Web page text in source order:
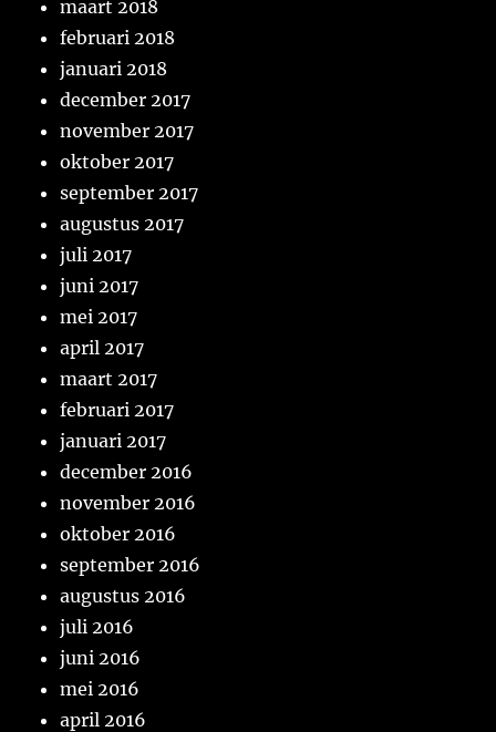
maart 2018
februari 2018
januari 2018
december 2017
november 2017
oktober 2017
september 2017
augustus 2017
juli 2017
juni 2017
mei 2017
april 2017
maart 2017
februari 2017
januari 2017
december 2016
november 2016
oktober 2016
september 2016
augustus 2016
juli 2016
juni 2016
mei 2016
april 2016